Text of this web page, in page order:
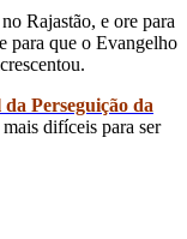
Rajastão, e ore para
para que o Evangelho
Perseguição da
difíceis para ser